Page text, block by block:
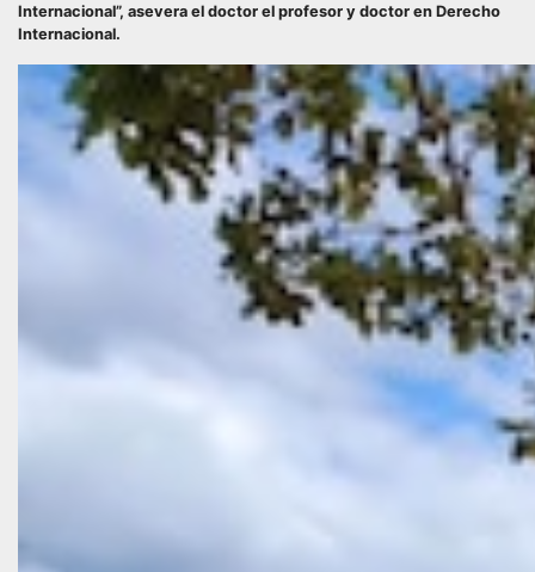
Internacional”, asevera el doctor el profesor y doctor en Derecho
Internacional.